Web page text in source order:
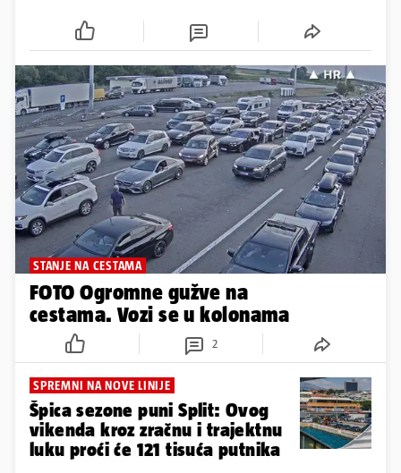
STANJE NA CESTAMA
FOTO Ogromne gužve na
cestama. Vozi se u kolonama
2
SPREMNI NA NOVE LINIJE
Špica sezone puni Split: Ovog
vikenda kroz zračnu i trajektnu
luku proći će 121 tisuća putnika